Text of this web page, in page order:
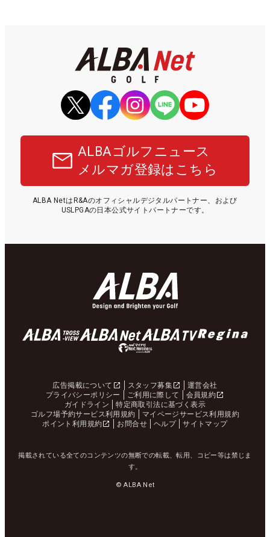
ALBAゴルフニュース
メルマガ登録はこちら
ALBA NetはR&Aのオフィシャルデジタルパートナー、および
USLPGAの日本公式サイトパートナーです。
広告掲載について スタッフ募集
運営会社
プライバシーポリシー
ご利用に際して
会員規約
ガイドライン
特定商取引法に基づく表示
ゴルフ場予約サービス利用規約
マイページサービス利用規約
ポイント利用規約
お問合せ ヘルプ サイトマップ
掲載されている全てのコンテンツの無断での転載、転用、コピー等は禁じま
す。
© ALBA Net